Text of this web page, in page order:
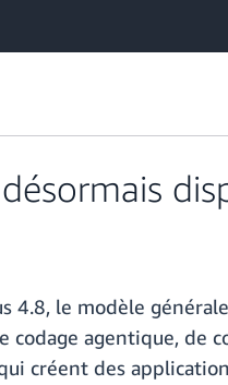
4.8, le modèle
codage agentique, de
créent des